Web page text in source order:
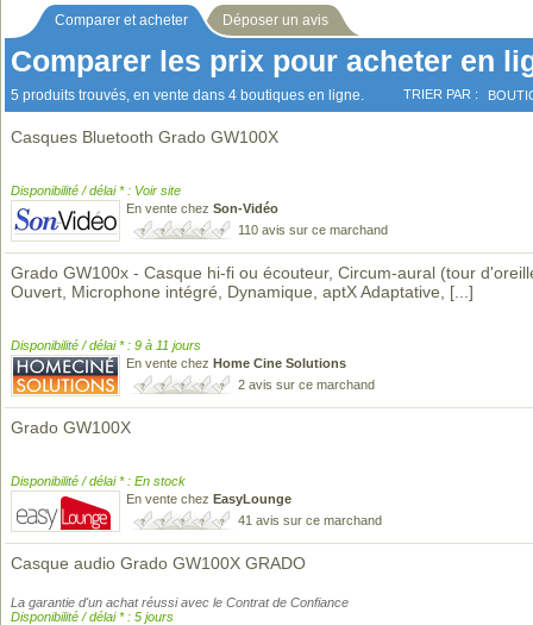
Comparer et acheter Déposer un avis
Comparer les prix pour acheter en
5 produits trouvés, en vente dans 4 boutiques en ligne. TRIER PAR :
Casques Bluetooth Grado GW100X
Disponibilité / délai * : Voir site
En vente chez Son-Vidéo
110 avis sur ce marchand
Grado GW100x - Casque hi-fi ou écouteur, Circum-aural (tour
Ouvert, Microphone intégré, Dynamique, aptX Adaptative, [...]
Disponibilité / délai * : 9 à 11 jours
En vente chez Home Cine Solutions
2 avis sur ce marchand
Grado GW100X
Disponibilité / délai * : En stock
En vente chez EasyLounge
41 avis sur ce marchand
Casque audio Grado GW100X GRADO
La garantie d'un achat réussi avec le Contrat de Confiance
Disponibilité / délai * : 5 jours